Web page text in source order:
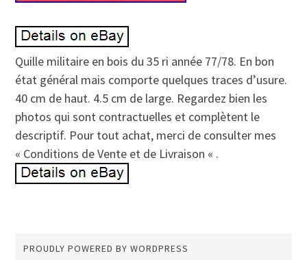
Quille militaire en bois du 35 ri année 77/78. En bon
état général mais comporte quelques traces d’usure.
40 cm de haut. 4.5 cm de large. Regardez bien les
photos qui sont contractuelles et complètent le
descriptif. Pour tout achat, merci de consulter mes
« Conditions de Vente et de Livraison « .
PROUDLY POWERED BY WORDPRESS